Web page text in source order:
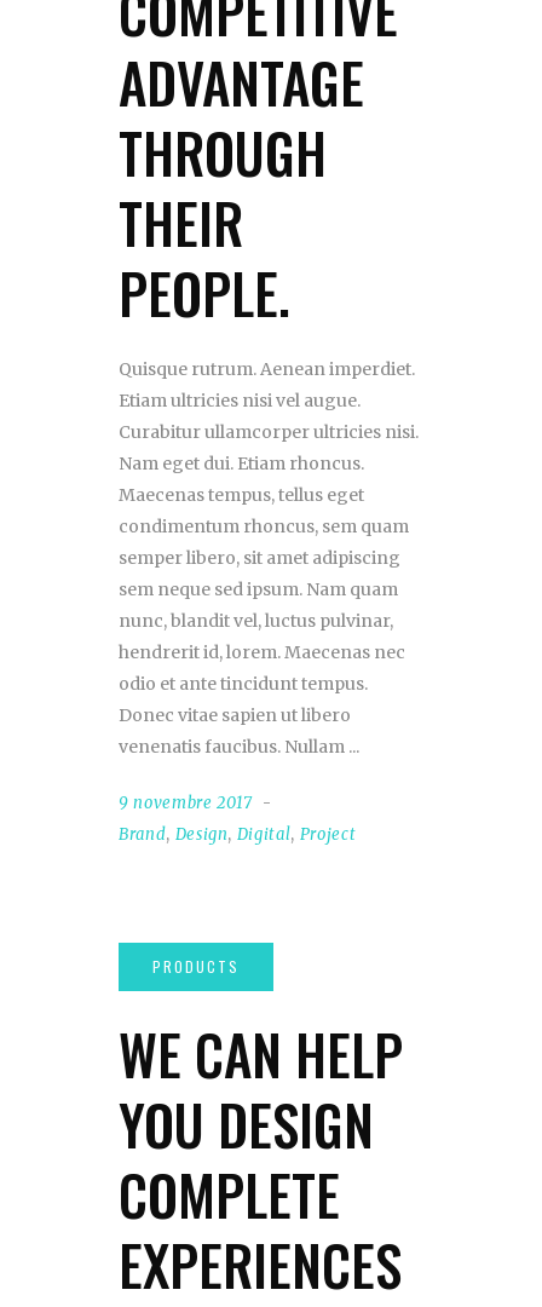
ADVANTAGE
THROUGH
THEIR
PEOPLE.
Quisque rutrum. Aenean imperdiet.
Etiam ultricies nisi vel augue.
Curabitur ullamcorper ultricies nisi.
Nam eget dui. Etiam rhoncus.
Maecenas tempus, tellus eget
condimentum rhoncus, sem quam
semper libero, sit amet adipiscing
sem neque sed ipsum. Nam quam
nunc, blandit vel, luctus pulvinar,
hendrerit id, lorem. Maecenas nec
odio et ante tincidunt tempus.
Donec vitae sapien ut libero
venenatis faucibus. Nullam
9 novembre 2017
Brand, Design, Digital, Project
WE CAN HELP
YOU DESIGN
COMPLETE
EXPERIENCES